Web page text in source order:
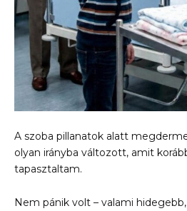
A szoba pillanatok alatt
olyan irányba változott, amit
tapasztaltam.
Nem pánik volt – valami